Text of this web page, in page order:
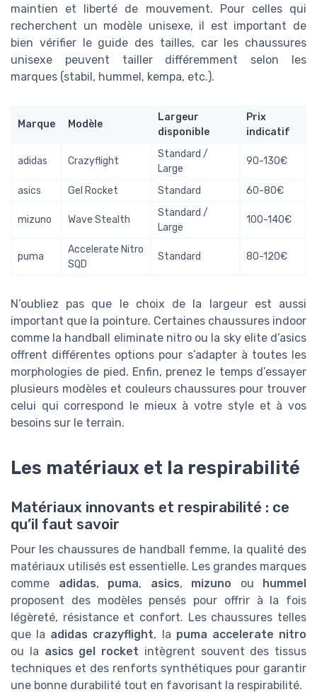
maintien et liberté de mouvement. Pour celles qui
recherchent un modèle unisexe, il est important de
bien vérifier le guide des tailles, car les chaussures
unisexe peuvent tailler différemment selon les
marques (stabil, hummel, kempa, etc.).
Marque Modèle
Largeur
disponible
Prix
indicatif
adidas Crazyflight
Standard /
Large
90-130€
asics Gel Rocket Standard 60-80€
mizuno Wave Stealth
Standard /
Large
100-140€
puma
Accelerate Nitro
SQD
Standard 80-120€
N’oubliez pas que le choix de la largeur est aussi
important que la pointure. Certaines chaussures indoor
comme la handball eliminate nitro ou la sky elite d’asics
offrent différentes options pour s’adapter à toutes les
morphologies de pied. Enfin, prenez le temps d’essayer
plusieurs modèles et couleurs chaussures pour trouver
celui qui correspond le mieux à votre style et à vos
besoins sur le terrain.
Les matériaux et la respirabilité
Matériaux innovants et respirabilité : ce
qu’il faut savoir
Pour les chaussures de handball femme, la qualité des
matériaux utilisés est essentielle. Les grandes marques
comme adidas, puma, asics, mizuno ou
hummel
proposent des modèles pensés pour offrir à la fois
légèreté, résistance et confort. Les chaussures telles
que la adidas crazyflight, la puma accelerate nitro
ou la asics gel rocket intègrent souvent des tissus
techniques et des renforts synthétiques pour garantir
une bonne durabilité tout en favorisant la respirabilité.